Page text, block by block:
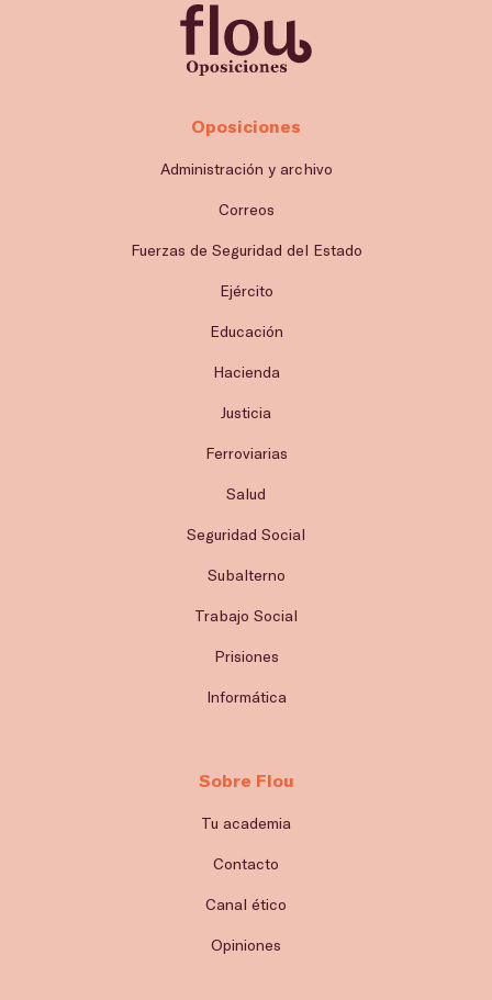
Oposiciones
Administración y archivo
Correos
Fuerzas de Seguridad del Estado
Ejército
Educación
Hacienda
Justicia
Ferroviarias
Salud
Seguridad Social
Subalterno
Trabajo Social
Prisiones
Informática
Sobre Flou
Tu academia
Contacto
Canal ético
Opiniones